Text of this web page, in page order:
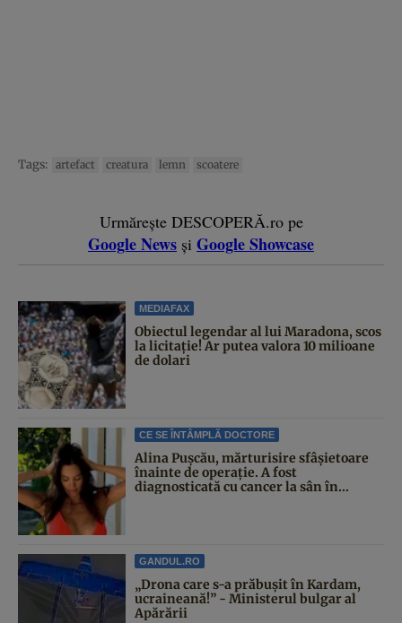
Tags: artefact creatura lemn scoatere
Urmărește DESCOPERĂ.ro pe
Google News și Google Showcase
MEDIAFAX
Obiectul legendar al lui Maradona, scos
la licitație! Ar putea valora 10 milioane
de dolari
CE SE ÎNTÂMPLĂ DOCTORE
Alina Pușcău, mărturisire sfâșietoare
înainte de operație. A fost
diagnosticată cu cancer la sân în...
GANDUL.RO
„Drona care s-a prăbușit în Kardam,
ucraineană!” - Ministerul bulgar al
Apărării